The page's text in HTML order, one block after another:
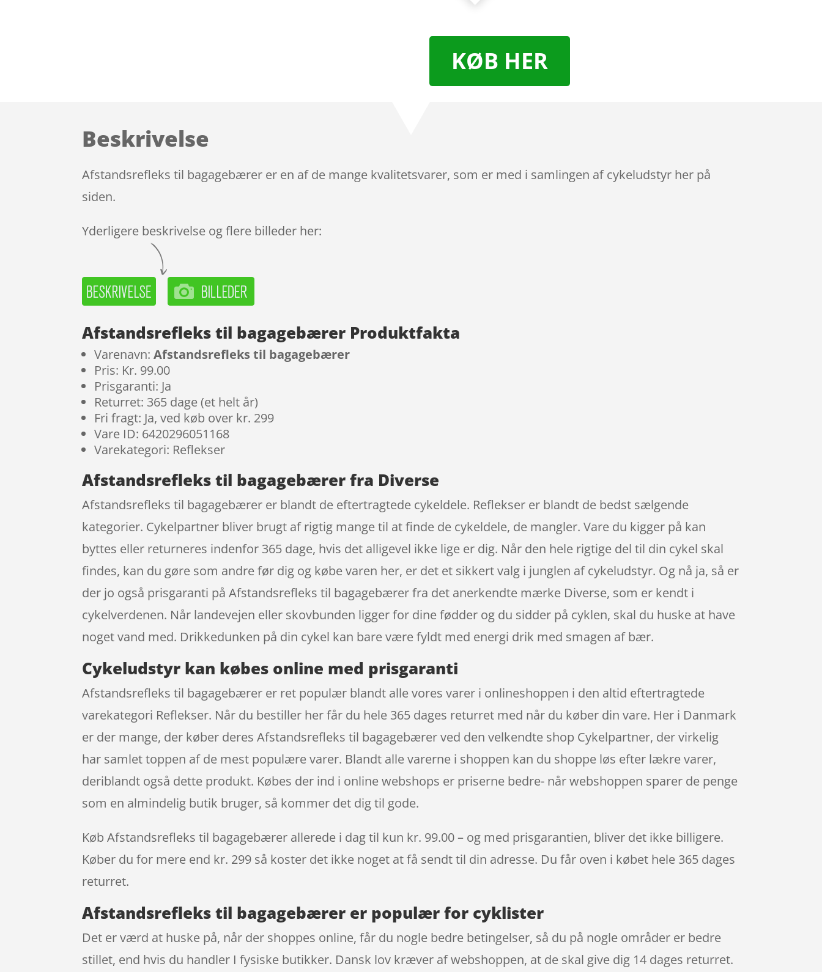
KØB HER
Beskrivelse
Afstandsrefleks til bagagebærer er en af de mange kvalitetsvarer, som er med i samlingen af cykeludstyr her på
siden.
Yderligere beskrivelse og flere billeder her:
Afstandsrefleks til bagagebærer Produktfakta
Varenavn:Afstandsrefleks til bagagebærer
Pris: Kr. 99.00
Prisgaranti: Ja
Returret: 365 dage (et helt år)
Fri fragt: Ja, ved køb over kr. 299
Vare ID: 6420296051168
Varekategori: Reflekser
Afstandsrefleks til bagagebærer fra Diverse
Afstandsrefleks til bagagebærer er blandt de eftertragtede cykeldele. Reflekser er blandt de bedst sælgende
kategorier. Cykelpartner bliver brugt af rigtig mange til at finde de cykeldele, de mangler. Vare du kigger på kan
byttes eller returneres indenfor 365 dage, hvis det alligevel ikke lige er dig. Når den hele rigtige del til din cykel skal
findes, kan du gøre som andre før dig og købe varen her, er det et sikkert valg i junglen af cykeludstyr. Og nå ja, så er
der jo også prisgaranti på Afstandsrefleks til bagagebærer fra det anerkendte mærke Diverse, som er kendt i
cykelverdenen. Når landevejen eller skovbunden ligger for dine fødder og du sidder på cyklen, skal du huske at have
noget vand med. Drikkedunken på din cykel kan bare være fyldt med energi drik med smagen af bær.
Cykeludstyr kan købes online med prisgaranti
Afstandsrefleks til bagagebærer er ret populær blandt alle vores varer i onlineshoppen i den altid eftertragtede
varekategori Reflekser. Når du bestiller her får du hele 365 dages returret med når du køber din vare. Her i Danmark
er der mange, der køber deres Afstandsrefleks til bagagebærer ved den velkendte shop Cykelpartner, der virkelig
har samlet toppen af de mest populære varer. Blandt alle varerne i shoppen kan du shoppe løs efter lækre varer,
deriblandt også dette produkt. Købes der ind i online webshops er priserne bedre- når webshoppen sparer de penge
som en almindelig butik bruger, så kommer det dig til gode.
Køb Afstandsrefleks til bagagebærer allerede i dag til kun kr. 99.00 – og med prisgarantien, bliver det ikke billigere.
Køber du for mere end kr. 299 så koster det ikke noget at få sendt til din adresse. Du får oven i købet hele 365 dages
returret.
Afstandsrefleks til bagagebærer er populær for cyklister
Det er værd at huske på, når der shoppes online, får du nogle bedre betingelser, så du på nogle områder er bedre
stillet, end hvis du handler I fysiske butikker. Dansk lov kræver af webshoppen, at de skal give dig 14 dages returret.